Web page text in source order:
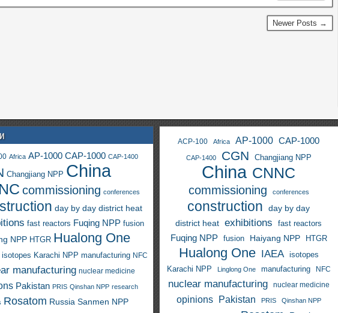
Newer Posts →
Africa AP-1000 CAP-1000 CAP-1400
Changjiang NPP China
commissioning conferences
day by day district heat
fast reactors Fuqing NPP fusion
NPP HTGR Hualong One
isotopes Karachi NPP manufacturing NFC
manufacturing nuclear medicine
Pakistan PRIS Qinshan NPP research
Rosatom Russia Sanmen NPP
ACP-100 Africa AP-1000 CAP-1000
CAP-1400 CGN Changjiang NPP
China CNNC
commissioning conferences
construction
day by day
district heat
exhibitions fast reactors
Fuqing NPP fusion Haiyang NPP HTGR
Hualong One IAEA
isotopes
Karachi NPP
Linglong One manufacturing NFC
nuclear manufacturing nuclear medicine
opinions Pakistan PRIS Qinshan NPP